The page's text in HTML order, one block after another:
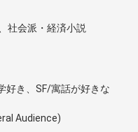
社会派・経済小説
好き、SF/寓話が好きな
Audience)